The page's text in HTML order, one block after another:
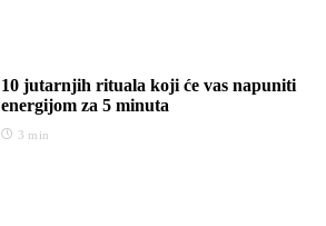
10 jutarnjih rituala koji će vas napuniti
energijom za 5 minuta
3 min